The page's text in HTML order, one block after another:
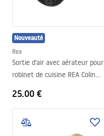
Nouveauté
Rea
Sortie d'air avec aérateur pour
robinet de cuisine REA Colin
25.00 €